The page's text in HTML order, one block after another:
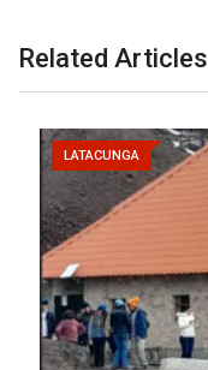
Related Articles
LATACUNGA